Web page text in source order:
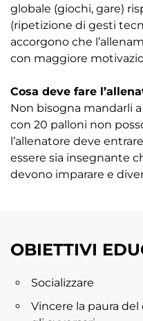
globale (giochi, gare)
(ripetizione di gesti
accorgono che
con maggiore
Cosa deve fare
Non bisogna mandarli
con 20 palloni non
l’allenatore deve
essere sia insegnante
devono imparare e
OBIETTIVI
Socializzare
Vincere la paura